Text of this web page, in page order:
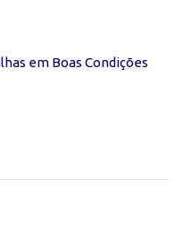
em Boas Condições